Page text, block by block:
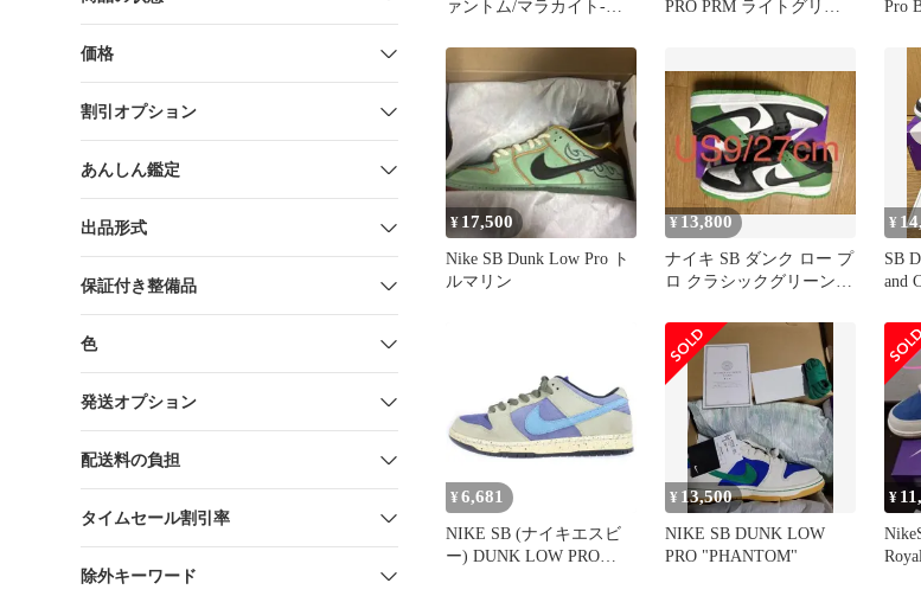
価格
割引オプション
あんしん鑑定
出品形式
保証付き整備品
色
発送オプション
配送料の負担
タイムセール割引率
除外キーワード
ァントム/マラカイト-ハ
PRO PRM ライトグリー
Pro
¥ 17,500
Nike SB Dunk Low Pro ト
ルマリン
¥ 13,800
ナイキ SB ダンク ロー プ
ロ クラシックグリーン
¥
SB
and
¥ 6,681
NIKE SB (ナイキエスビ
ー) DUNK LOW PRO
¥ 13,500
NIKE SB DUNK LOW
PRO "PHANTOM"
¥